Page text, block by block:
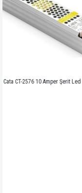
Cata CT-2576 10 Amper Şerit Led Trafosu 120W Slim Model 3 Çip